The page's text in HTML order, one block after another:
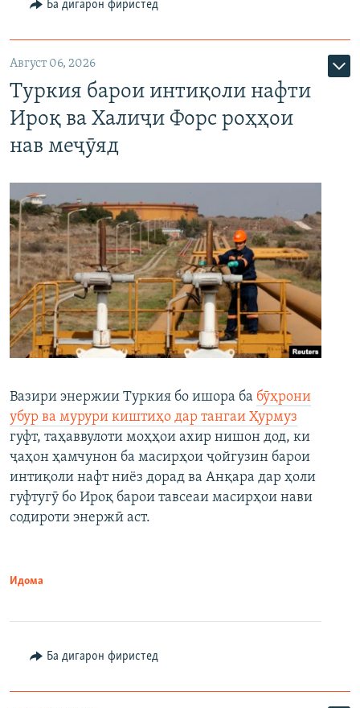
Ба дигарон фиристед
Август 06, 2026
Туркия барои интиқоли нафти
Ироқ ва Халиҷи Форс роҳҳои
нав меҷӯяд
Вазири энержии Туркия бо ишора ба бӯҳрони
убур ва мурури киштиҳо дар тангаи Ҳурмуз
гуфт, таҳаввулоти моҳҳои ахир нишон дод, ки
ҷаҳон ҳамчунон ба масирҳои ҷойгузин барои
интиқоли нафт ниёз дорад ва Анқара дар ҳоли
гуфтугӯ бо Ироқ барои тавсеаи масирҳои нави
содироти энержӣ аст.
Идома
Ба дигарон фиристед